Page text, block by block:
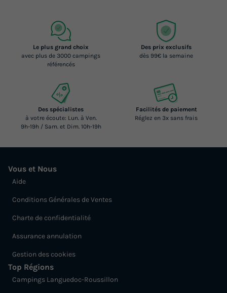
Le plus grand choix
avec plus de 3000 campings
référencés
Des prix exclusifs
dès 99€ la semaine
Des spécialistes
à votre écoute: Lun. à Ven.
9h-19h / Sam. et Dim. 10h-19h
Facilités de paiement
Réglez en 3x sans frais
Vous et Nous
Aide
Conditions Générales de Ventes
Charte de confidentialité
Assurance annulation
Gestion des cookies
Top Régions
Campings Languedoc-Roussillon